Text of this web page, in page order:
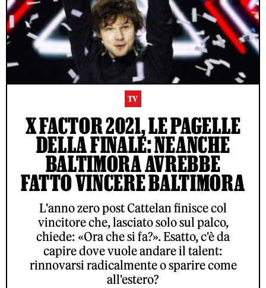
TV
X FACTOR 2021, LE PAGELLE
DELLA FINALE: NEANCHE
BALTIMORA AVREBBE
FATTO VINCERE BALTIMORA
L'anno zero post Cattelan finisce col
vincitore che, lasciato solo sul palco,
chiede: «Ora che si fa?». Esatto, c'è da
capire dove vuole andare il talent:
rinnovarsi radicalmente o sparire come
all'estero?